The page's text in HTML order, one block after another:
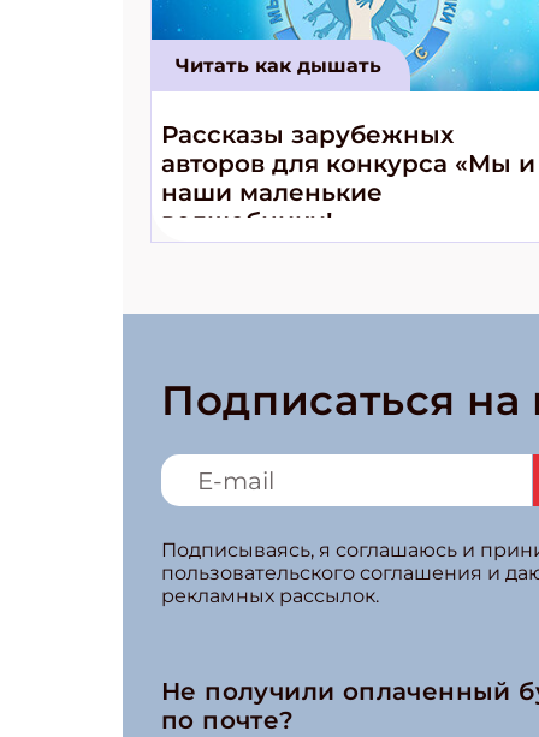
Читать как дышать
Рассказы зарубежных
авторов для конкурса «Мы и
наши маленькие
волшебники!»
Подписаться на
Подписываясь, я соглашаюсь и
пользовательского соглашения и
рекламных рассылок.
Не получили оплаченный
по почте?